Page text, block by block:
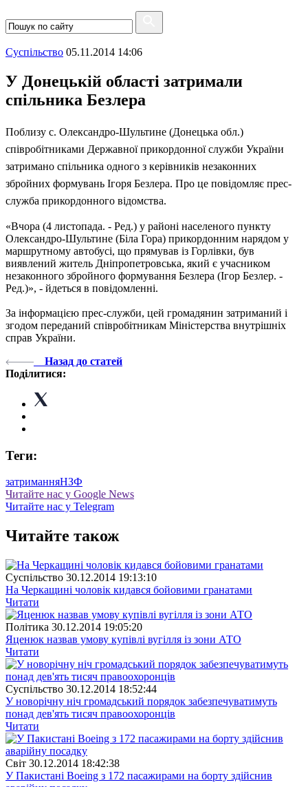
Суспiльство 05.11.2014 14:06
У Донецькій області затримали
спільника Безлера
Поблизу с. Олександро-Шультине (Донецька обл.)
співробітниками Державної прикордонної служби України
затримано спільника одного з керівників незаконних
збройних формувань Ігоря Безлера. Про це повідомляє прес-
служба прикордонного відомства.
«Вчора (4 листопада. - Ред.) у районі населеного пункту
Олександро-Шультине (Біла Гора) прикордонним нарядом у
маршрутному автобусі, що прямував із Горлівки, був
виявлений житель Дніпропетровська, який є учасником
незаконного збройного формування Безлера (Ігор Безлер. -
Ред.)», - йдеться в повідомленні.
За інформацією прес-служби, цей громадянин затриманий і
згодом переданий співробітникам Міністерства внутрішніх
справ України.
Назад до статей
Поділитися:
Теги:
затриманняНЗФ
Читайте нас у Google News
Читайте нас у Telegram
Читайте також
Суспiльство 30.12.2014 19:13:10
На Черкащині чоловік кидався бойовими гранатами
Читати
Полiтика 30.12.2014 19:05:20
Яценюк назвав умову купівлі вугілля із зони АТО
Читати
Суспiльство 30.12.2014 18:52:44
У новорічну ніч громадський порядок забезпечуватимуть
понад дев'ять тисяч правоохоронців
Читати
Свiт 30.12.2014 18:42:38
У Пакистані Boeing з 172 пасажирами на борту здійснив